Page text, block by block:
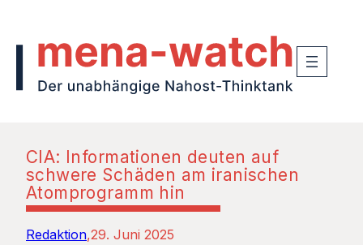
CIA: Informationen deuten auf
schwere Schäden am iranischen
Atomprogramm hin
Redaktion 29. Juni 2025